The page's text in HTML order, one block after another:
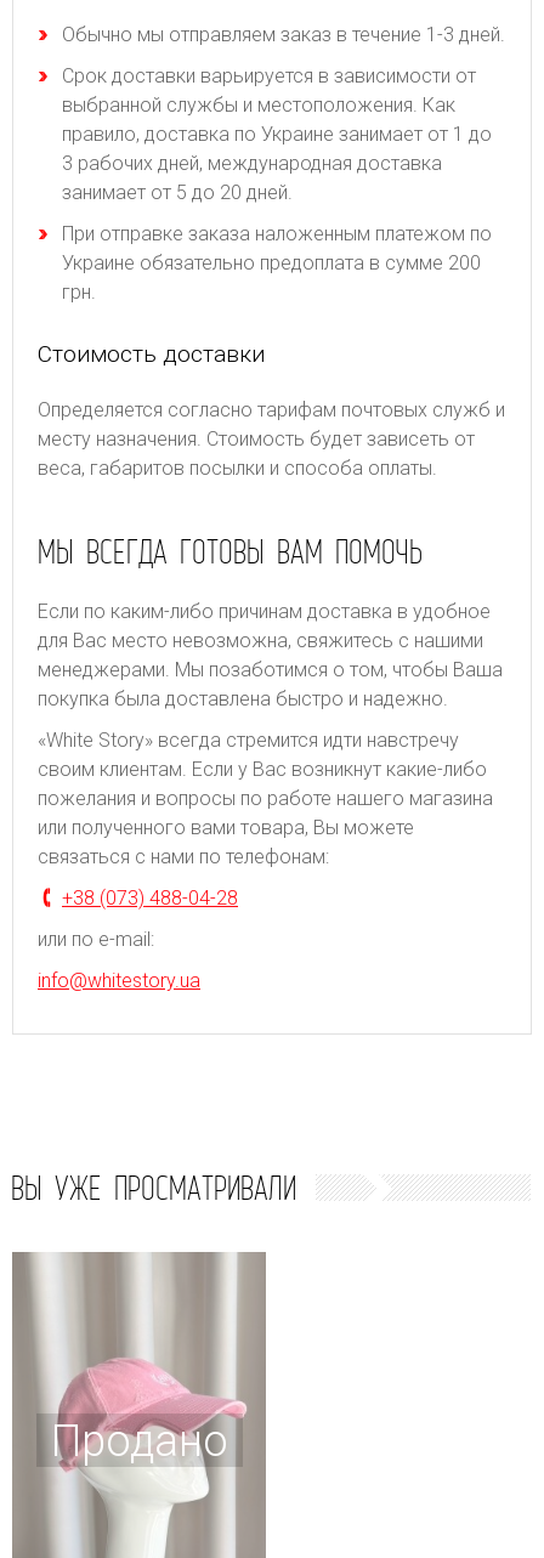
Обычно мы отправляем заказ в течение 1-3 дней.
Срок доставки варьируется в зависимости от
выбранной службы и местоположения. Как
правило, доставка по Украине занимает от 1 до
3 рабочих дней, международная доставка
занимает от 5 до 20 дней.
При отправке заказа наложенным платежом по
Украине обязательно предоплата в сумме 200
грн.
Стоимость доставки
Определяется согласно тарифам почтовых служб и
месту назначения. Стоимость будет зависеть от
веса, габаритов посылки и способа оплаты.
МЫ ВСЕГДА ГОТОВЫ ВАМ ПОМОЧЬ
Если по каким-либо причинам доставка в удобное
для Вас место невозможна, свяжитесь с нашими
менеджерами. Мы позаботимся о том, чтобы Ваша
покупка была доставлена быстро и надежно.
«White Story» всегда стремится идти навстречу
своим клиентам. Если у Вас возникнут какие-либо
пожелания и вопросы по работе нашего магазина
или полученного вами товара, Вы можете
связаться с нами по телефонам:
+38 (073) 488-04-28
или по e-mail:
info@whitestory.ua
ВЫ УЖЕ ПРОСМАТРИВАЛИ
Продано